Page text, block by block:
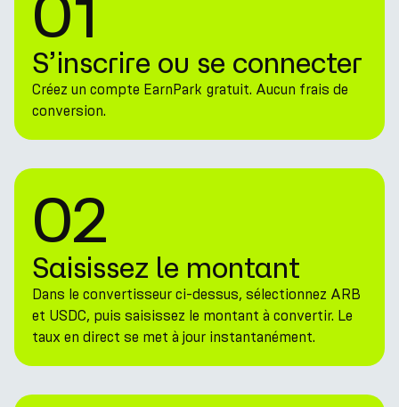
S’inscrire ou se connecter
Créez un compte EarnPark gratuit. Aucun frais de
conversion.
02
Saisissez le montant
Dans le convertisseur ci-dessus, sélectionnez ARB
et USDC, puis saisissez le montant à convertir. Le
taux en direct se met à jour instantanément.